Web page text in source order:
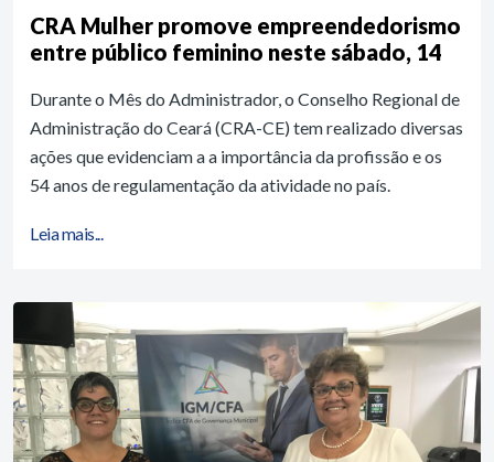
CRA Mulher promove empreendedorismo
entre público feminino neste sábado, 14
Durante o Mês do Administrador, o Conselho Regional de
Administração do Ceará (CRA-CE) tem realizado diversas
ações que evidenciam a a importância da profissão e os
54 anos de regulamentação da atividade no país.
Leia mais...